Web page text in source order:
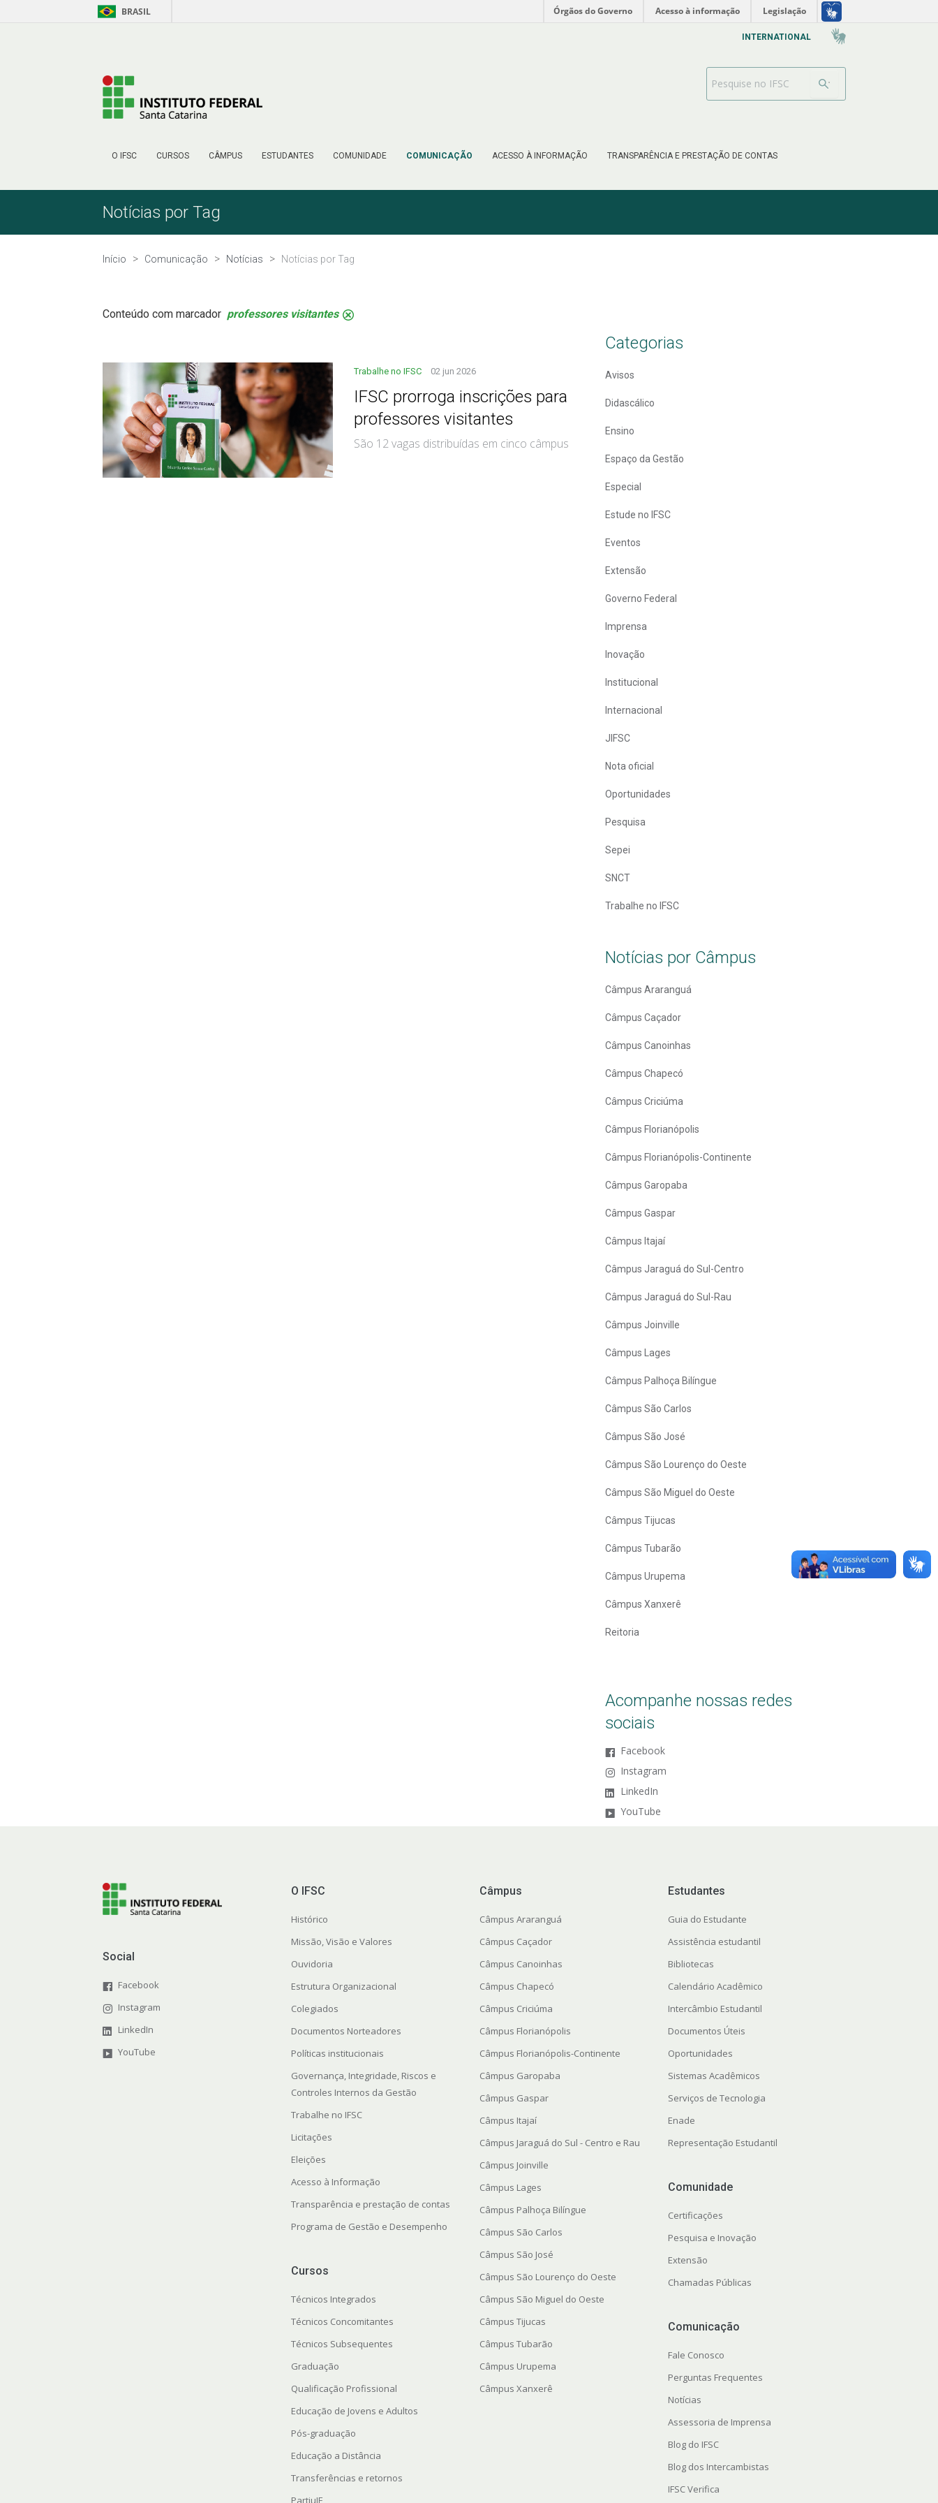
Pular para o Conteúdo BRASIL Órgãos do Governo Acesso à informação Legislação
O IFSC CURSOS CÂMPUS ESTUDANTES COMUNIDADE COMUNICAÇÃO ACESSO À INFORMAÇÃO TRANSPARÊNCIA E PRESTAÇÃO DE CONTAS
INTERNATIONAL
Barra de busca
Notícias por Tag
Início Comunicação Notícias Notícias por Tag
Conteúdo com marcador professores visitantes .
Trabalhe no IFSC 02 jun 2026
IFSC prorroga inscrições para
professores visitantes
São 12 vagas distribuídas em cinco câmpus
Categorias
Avisos
Didascálico
Ensino
Espaço da Gestão
Especial
Estude no IFSC
Eventos
Extensão
Governo Federal
Imprensa
Inovação
Institucional
Internacional
JIFSC
Nota oficial
Oportunidades
Pesquisa
Sepei
SNCT
Trabalhe no IFSC
Notícias por Câmpus
Câmpus Araranguá
Câmpus Caçador
Câmpus Canoinhas
Câmpus Chapecó
Câmpus Criciúma
Câmpus Florianópolis
Câmpus Florianópolis-Continente
Câmpus Garopaba
Câmpus Gaspar
Câmpus Itajaí
Câmpus Jaraguá do Sul-Centro
Câmpus Jaraguá do Sul-Rau
Câmpus Joinville
Câmpus Lages
Câmpus Palhoça Bilíngue
Câmpus São Carlos
Câmpus São José
Câmpus São Lourenço do Oeste
Câmpus São Miguel do Oeste
Câmpus Tijucas
Câmpus Tubarão
Câmpus Urupema
Câmpus Xanxerê
Reitoria
Acompanhe nossas redes
sociais
Facebook
Instagram
LinkedIn
YouTube
Social
Facebook
Instagram
LinkedIn
YouTube
O IFSC
Histórico
Missão, Visão e Valores
Ouvidoria
Estrutura Organizacional
Colegiados
Documentos Norteadores
Políticas institucionais
Governança, Integridade, Riscos e
Controles Internos da Gestão
Trabalhe no IFSC
Licitações
Eleições
Acesso à Informação
Transparência e prestação de contas
Programa de Gestão e Desempenho
Cursos
Técnicos Integrados
Técnicos Concomitantes
Técnicos Subsequentes
Graduação
Qualificação Profissional
Educação de Jovens e Adultos
Pós-graduação
Educação a Distância
Transferências e retornos
PartiuIF
Câmpus
Câmpus Araranguá
Câmpus Caçador
Câmpus Canoinhas
Câmpus Chapecó
Câmpus Criciúma
Câmpus Florianópolis
Câmpus Florianópolis-Continente
Câmpus Garopaba
Câmpus Gaspar
Câmpus Itajaí
Câmpus Jaraguá do Sul - Centro e Rau
Câmpus Joinville
Câmpus Lages
Câmpus Palhoça Bilíngue
Câmpus São Carlos
Câmpus São José
Câmpus São Lourenço do Oeste
Câmpus São Miguel do Oeste
Câmpus Tijucas
Câmpus Tubarão
Câmpus Urupema
Câmpus Xanxerê
Estudantes
Guia do Estudante
Assistência estudantil
Bibliotecas
Calendário Acadêmico
Intercâmbio Estudantil
Documentos Úteis
Oportunidades
Sistemas Acadêmicos
Serviços de Tecnologia
Enade
Representação Estudantil
Comunidade
Certificações
Pesquisa e Inovação
Extensão
Chamadas Públicas
Comunicação
Fale Conosco
Perguntas Frequentes
Notícias
Assessoria de Imprensa
Blog do IFSC
Blog dos Intercambistas
IFSC Verifica